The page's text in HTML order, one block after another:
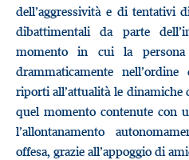
dell’aggressività e di tentativi
dibattimentali da parte
momento in cui la persona
drammaticamente
riporti all’attualità le dinamiche
quel momento contenute con
l’allontanamento
offesa, grazie all’appoggio di